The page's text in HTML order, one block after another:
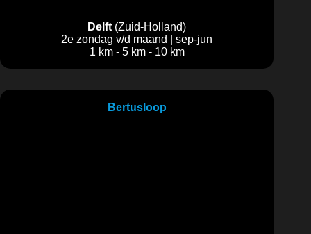
Delft (Zuid-Holland)
2e zondag v/d maand | sep-jun
1 km - 5 km - 10 km
Bertusloop